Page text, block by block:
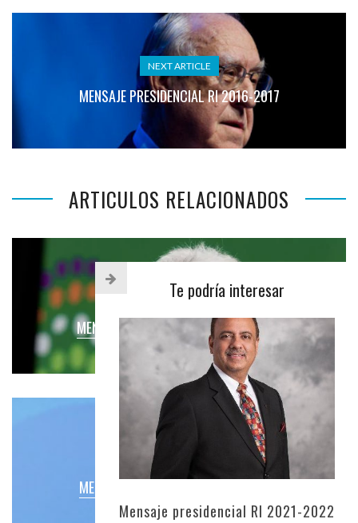
NEXT ARTICLE
MENSAJE PRESIDENCIAL RI 2016-2017
ARTICULOS RELACIONADOS
MENSAJE PRESIDENCIAL RI 2025-2026
MENSAJES RI
MENSAJE PRESIDENCIAL RI 2017-2018
MENSAJES RI
Te podría interesar
Mensaje presidencial RI 2021-2022